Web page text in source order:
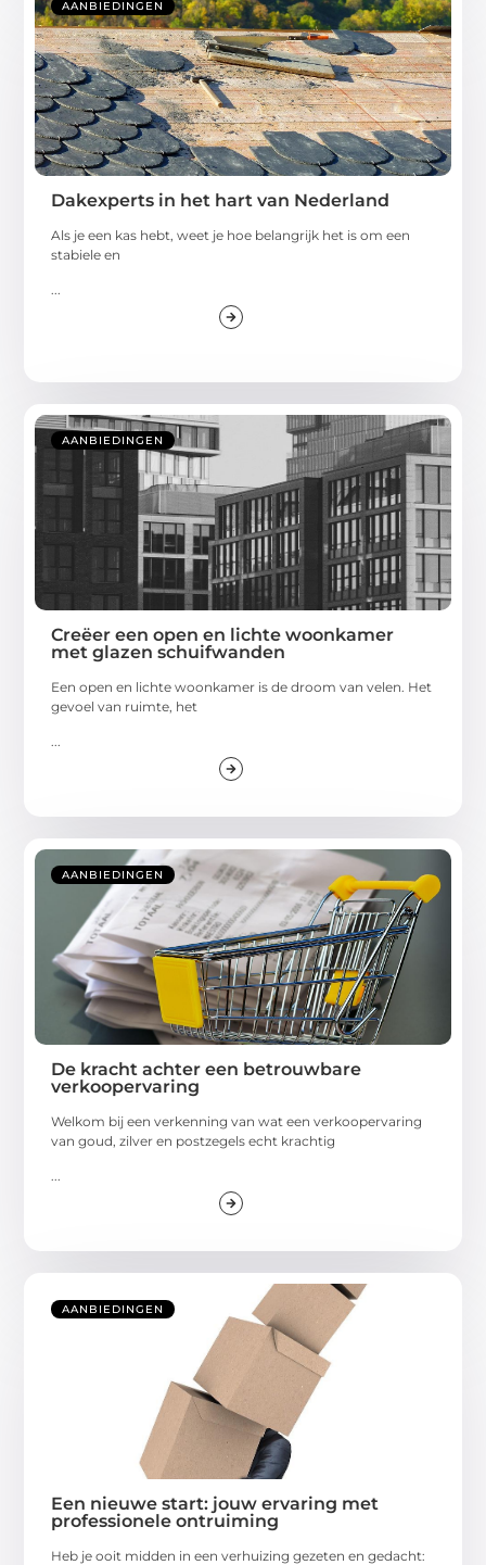
AANBIEDINGEN
Dakexperts in het hart van Nederland
Als je een kas hebt, weet je hoe belangrijk het is om een
stabiele en
...
AANBIEDINGEN
Creëer een open en lichte woonkamer
met glazen schuifwanden
Een open en lichte woonkamer is de droom van velen. Het
gevoel van ruimte, het
...
AANBIEDINGEN
De kracht achter een betrouwbare
verkoopervaring
Welkom bij een verkenning van wat een verkoopervaring
van goud, zilver en postzegels echt krachtig
...
AANBIEDINGEN
Een nieuwe start: jouw ervaring met
professionele ontruiming
Heb je ooit midden in een verhuizing gezeten en gedacht: